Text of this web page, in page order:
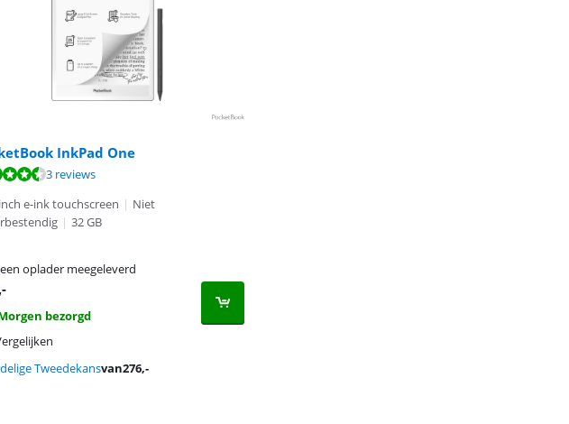
InkPad One
3 reviews
e-ink touchscreen | Niet
| 32 GB
oplader meegeleverd
,-
bezorgd
Tweedekansvan276,-